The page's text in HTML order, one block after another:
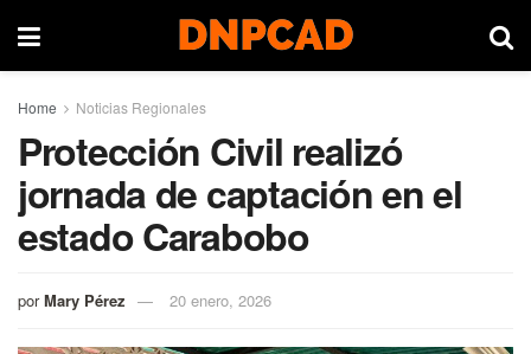
Home Noticias Regionales
Protección Civil realizó
jornada de captación en el
estado Carabobo
por Mary Pérez 20 enero, 2026